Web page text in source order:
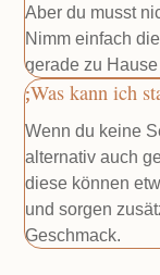
Aber du musst
Nimm einfach
gerade zu Hause
Was kann ich
Wenn du keine
alternativ auch
diese können
und sorgen
Geschmack.